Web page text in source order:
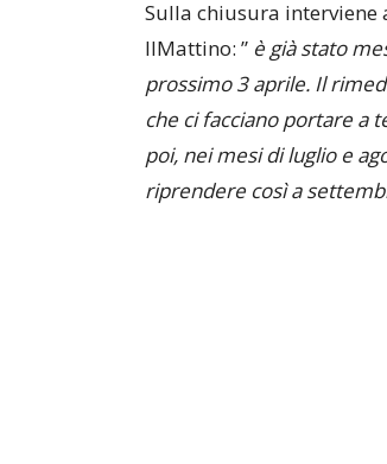
Sulla chiusura interviene
IlMattino: ” è già stato
prossimo 3 aprile. Il
che ci facciano portare a
poi, nei mesi di luglio e
riprendere così a